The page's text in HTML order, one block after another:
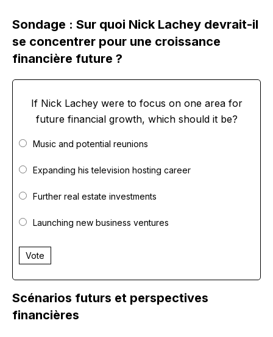
Sondage : Sur quoi Nick Lachey devrait-il
se concentrer pour une croissance
financière future ?
If Nick Lachey were to focus on one area for
future financial growth, which should it be?
Music and potential reunions
Expanding his television hosting career
Further real estate investments
Launching new business ventures
Vote
Scénarios futurs et perspectives
financières